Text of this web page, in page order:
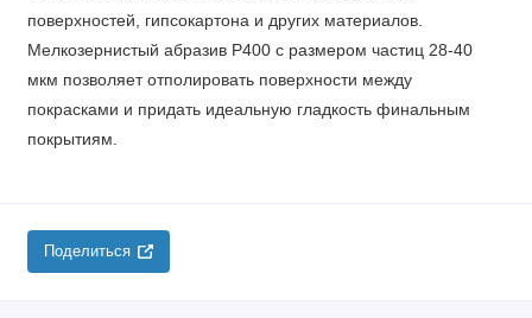
поверхностей, гипсокартона и других материалов.
Мелкозернистый абразив Р400 с размером частиц 28-40
мкм позволяет отполировать поверхности между
покрасками и придать идеальную гладкость финальным
покрытиям.
Поделиться